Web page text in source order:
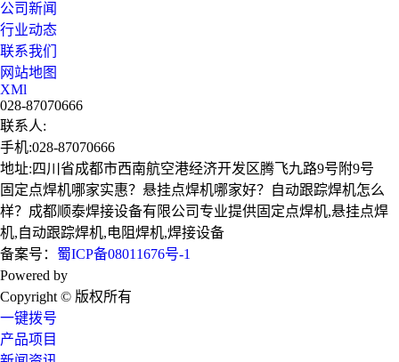
公司新闻
行业动态
联系我们
网站地图
XMl
028-87070666
联系人:
手机:028-87070666
地址:四川省成都市西南航空港经济开发区腾飞九路9号附9号
固定点焊机哪家实惠？悬挂点焊机哪家好？自动跟踪焊机怎么
样？成都顺泰焊接设备有限公司专业提供固定点焊机,悬挂点焊
机,自动跟踪焊机,电阻焊机,焊接设备
备案号： 蜀ICP备08011676号-1
Powered by
Copyright © 版权所有
一键拨号
产品项目